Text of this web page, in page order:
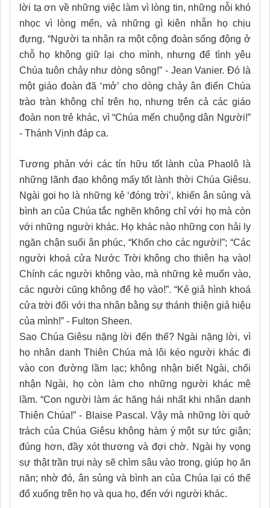
lời tạ ơn về những việc làm vì lòng tin, những nỗi khó
nhọc vì lòng mến, và những gì kiên nhẫn họ chịu
đựng. “Người ta nhận ra một cộng đoàn sống động ở
chỗ họ không giữ lại cho mình, nhưng để tình yêu
Chúa tuôn chảy như dòng sông!” - Jean Vanier. Đó là
một giáo đoàn đã ‘mở’ cho dòng chảy ân điển Chúa
trào tràn không chỉ trên họ, nhưng trên cả các giáo
đoàn non trẻ khác, vì “Chúa mến chuộng dân Người!”
- Thánh Vịnh đáp ca.
Tương phản với các tín hữu tốt lành của Phaolô là
những lãnh đạo không mấy tốt lành thời Chúa Giêsu.
Ngài gọi họ là những kẻ ‘đóng trời’, khiến ân sủng và
bình an của Chúa tắc nghẽn không chỉ với họ mà còn
với những người khác. Họ khác nào những con hải ly
ngăn chận suối ân phúc, “Khốn cho các người!”; “Các
người khoá cửa Nước Trời không cho thiên hạ vào!
Chính các người không vào, mà những kẻ muốn vào,
các người cũng không để họ vào!”. “Kẻ giả hình khoá
cửa trời đối với tha nhân bằng sự thánh thiện giả hiệu
của mình!” - Fulton Sheen.
Sao Chúa Giêsu nặng lời đến thế? Ngài nặng lời, vì
họ nhân danh Thiên Chúa mà lôi kéo người khác đi
vào con đường lầm lạc; không nhận biết Ngài, chối
nhận Ngài, họ còn làm cho những người khác mê
lầm. “Con người làm ác hăng hái nhất khi nhân danh
Thiên Chúa!” - Blaise Pascal. Vậy mà những lời quở
trách của Chúa Giêsu không hàm ý một sự tức giận;
đúng hơn, đầy xót thương và đợi chờ. Ngài hy vọng
sự thật trần trụi này sẽ chìm sâu vào trong, giúp họ ăn
năn; nhờ đó, ân sủng và bình an của Chúa lại có thể
đổ xuống trên họ và qua họ, đến với người khác.